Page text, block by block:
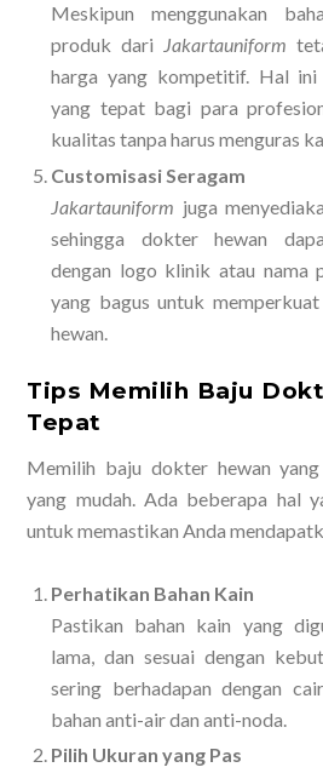
Meskipun menggunakan
produk dari Jakartauniform
harga yang kompetitif. Hal ini
yang tepat bagi para
kualitas tanpa harus menguras
Customisasi Seragam
Jakartauniform juga
sehingga dokter hewan
dengan logo klinik atau nama
yang bagus untuk
hewan.
Tips Memilih Baju
Tepat
Memilih baju dokter hewan
yang mudah. Ada beberapa hal
untuk memastikan Anda
Perhatikan Bahan Kain
Pastikan bahan kain yang
lama, dan sesuai dengan
sering berhadapan dengan
bahan anti-air dan anti-noda.
Pilih Ukuran yang Pas